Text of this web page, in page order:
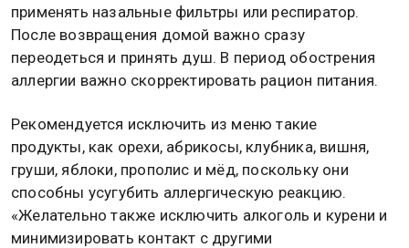
применять назальные фильтры или респиратор.
После возвращения домой важно сразу
переодеться и принять душ. В период обострения
аллергии важно скорректировать рацион питания.
Рекомендуется исключить из меню такие
продукты, как орехи, абрикосы, клубника, вишня,
груши, яблоки, прополис и мёд, поскольку они
способны усугубить аллергическую реакцию.
«Желательно также исключить алкоголь и курени и
минимизировать контакт с другими